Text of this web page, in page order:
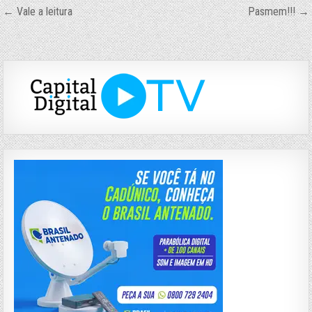
Navegação
de
Post
← Vale a leitura Pasmem!!! →